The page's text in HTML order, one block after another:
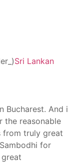
Sri Lankan
Bucharest. And i
the reasonable
from truly great
for